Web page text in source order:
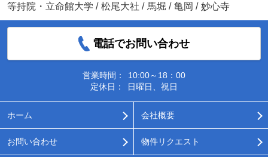
等持院・立命館大学 / 松尾大社 / 馬堀 / 亀岡 / 妙心寺
電話でお問い合わせ
営業時間：
10:00～18：00
定休日：
日曜日、祝日
ホーム 会社概要
お問い合わせ 物件リクエスト